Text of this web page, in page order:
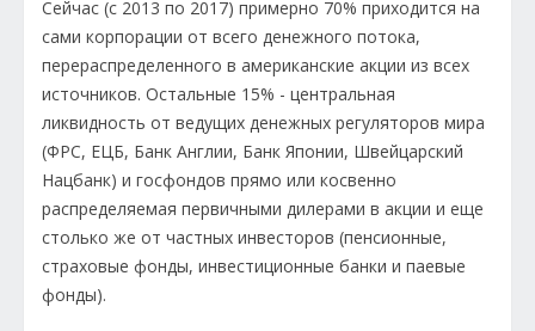
Сейчас (с 2013 по 2017) примерно 70% приходится на
сами корпорации от всего денежного потока,
перераспределенного в американские акции из всех
источников. Остальные 15% - центральная
ликвидность от ведущих денежных регуляторов мира
(ФРС, ЕЦБ, Банк Англии, Банк Японии, Швейцарский
Нацбанк) и госфондов прямо или косвенно
распределяемая первичными дилерами в акции и еще
столько же от частных инвесторов (пенсионные,
страховые фонды, инвестиционные банки и паевые
фонды).